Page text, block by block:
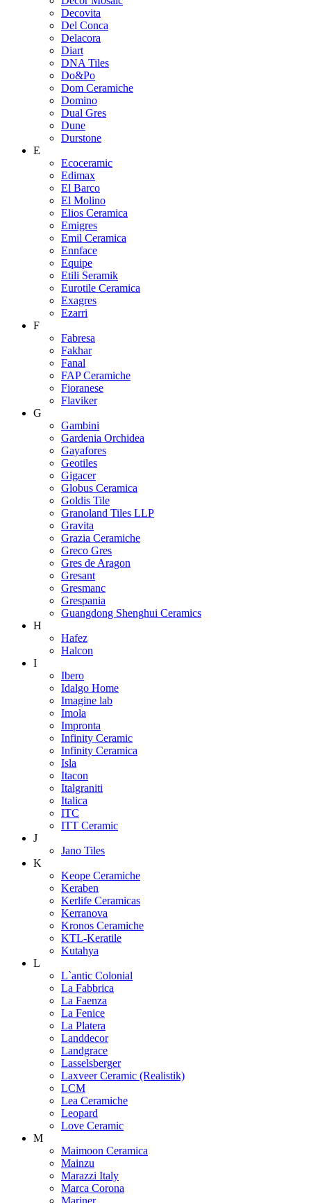
Decovita
Del Conca
Delacora
Diart
DNA Tiles
Do&Po
Dom Ceramiche
Domino
Dual Gres
Dune
Durstone
E
Ecoceramic
Edimax
El Barco
El Molino
Elios Ceramica
Emigres
Emil Ceramica
Ennface
Equipe
Etili Seramik
Eurotile Ceramica
Exagres
Ezarri
F
Fabresa
Fakhar
Fanal
FAP Ceramiche
Fioranese
Flaviker
G
Gambini
Gardenia Orchidea
Gayafores
Geotiles
Gigacer
Globus Ceramica
Goldis Tile
Granoland Tiles LLP
Gravita
Grazia Ceramiche
Greco Gres
Gres de Aragon
Gresant
Gresmanc
Grespania
Guangdong Shenghui Ceramics
H
Hafez
Halcon
I
Ibero
Idalgo Home
Imagine lab
Imola
Impronta
Infinity Ceramic
Infinity Ceramica
Isla
Itacon
Italgraniti
Italica
ITC
ITT Ceramic
J
Jano Tiles
K
Keope Ceramiche
Keraben
Kerlife Ceramicas
Kerranova
Kronos Ceramiche
KTL-Keratile
Kutahya
L
L`antic Colonial
La Fabbrica
La Faenza
La Fenice
La Platera
Landdecor
Landgrace
Lasselsberger
Laxveer Ceramic (Realistik)
LCM
Lea Ceramiche
Leopard
Love Ceramic
M
Maimoon Ceramica
Mainzu
Marazzi Italy
Marca Corona
Mariner